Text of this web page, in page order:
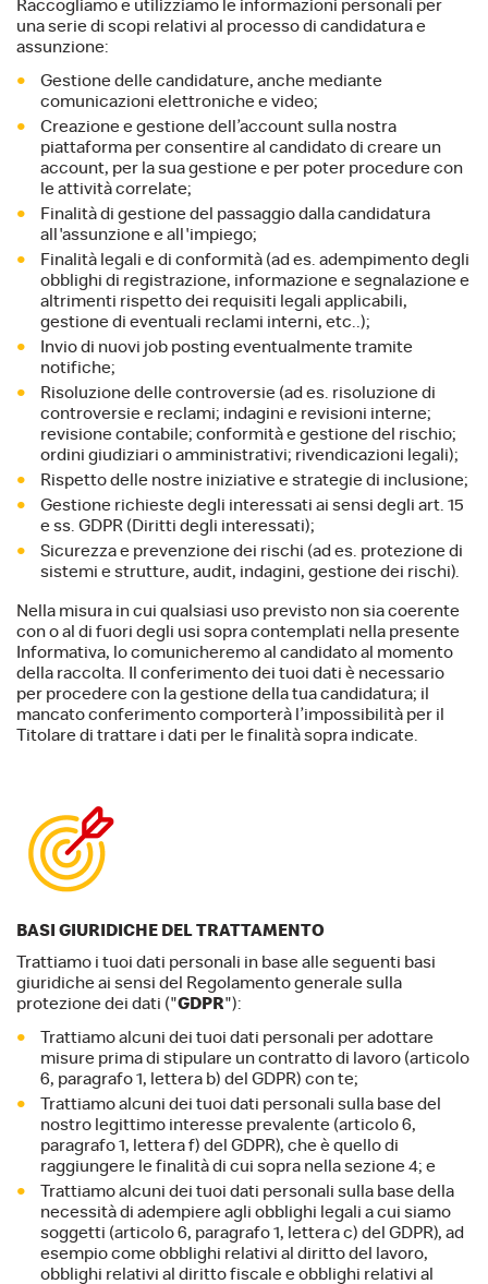
Raccogliamo e utilizziamo le informazioni personali per
una serie di scopi relativi al processo di candidatura e
assunzione:
Gestione delle candidature, anche mediante
comunicazioni elettroniche e video;
Creazione e gestione dell’account sulla nostra
piattaforma per consentire al candidato di creare un
account, per la sua gestione e per poter procedure con
le attività correlate;
Finalità di gestione del passaggio dalla candidatura
all'assunzione e all'impiego;
Finalità legali e di conformità (ad es. adempimento degli
obblighi di registrazione, informazione e segnalazione e
altrimenti rispetto dei requisiti legali applicabili,
gestione di eventuali reclami interni, etc..);
Invio di nuovi job posting eventualmente tramite
notifiche;
Risoluzione delle controversie (ad es. risoluzione di
controversie e reclami; indagini e revisioni interne;
revisione contabile; conformità e gestione del rischio;
ordini giudiziari o amministrativi; rivendicazioni legali);
Rispetto delle nostre iniziative e strategie di inclusione;
Gestione richieste degli interessati ai sensi degli art. 15
e ss. GDPR (Diritti degli interessati);
Sicurezza e prevenzione dei rischi (ad es. protezione di
sistemi e strutture, audit, indagini, gestione dei rischi).
Nella misura in cui qualsiasi uso previsto non sia coerente
con o al di fuori degli usi sopra contemplati nella presente
Informativa, lo comunicheremo al candidato al momento
della raccolta. Il conferimento dei tuoi dati è necessario
per procedere con la gestione della tua candidatura; il
mancato conferimento comporterà l’impossibilità per il
Titolare di trattare i dati per le finalità sopra indicate.
BASI GIURIDICHE DEL TRATTAMENTO
Trattiamo i tuoi dati personali in base alle seguenti basi
giuridiche ai sensi del Regolamento generale sulla
protezione dei dati ("GDPR"):
Trattiamo alcuni dei tuoi dati personali per adottare
misure prima di stipulare un contratto di lavoro (articolo
6, paragrafo 1, lettera b) del GDPR) con te;
Trattiamo alcuni dei tuoi dati personali sulla base del
nostro legittimo interesse prevalente (articolo 6,
paragrafo 1, lettera f) del GDPR), che è quello di
raggiungere le finalità di cui sopra nella sezione 4; e
Trattiamo alcuni dei tuoi dati personali sulla base della
necessità di adempiere agli obblighi legali a cui siamo
soggetti (articolo 6, paragrafo 1, lettera c) del GDPR), ad
esempio come obblighi relativi al diritto del lavoro,
obblighi relativi al diritto fiscale e obblighi relativi al